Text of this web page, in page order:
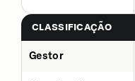
CLASSIFICAÇÃO
Gestor